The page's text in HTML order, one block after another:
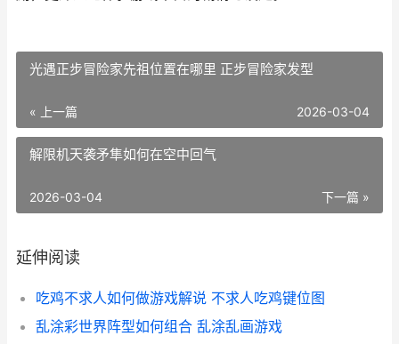
光遇正步冒险家先祖位置在哪里 正步冒险家发型
« 上一篇 2026-03-04
解限机天袭矛隼如何在空中回气
下一篇 »
2026-03-04
延伸阅读
吃鸡不求人如何做游戏解说 不求人吃鸡键位图
乱涂彩世界阵型如何组合 乱涂乱画游戏